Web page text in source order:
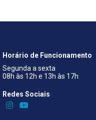
Horário de Funcionamento
Segunda a sexta
08h às 12h e 13h às 17h
Redes Sociais​